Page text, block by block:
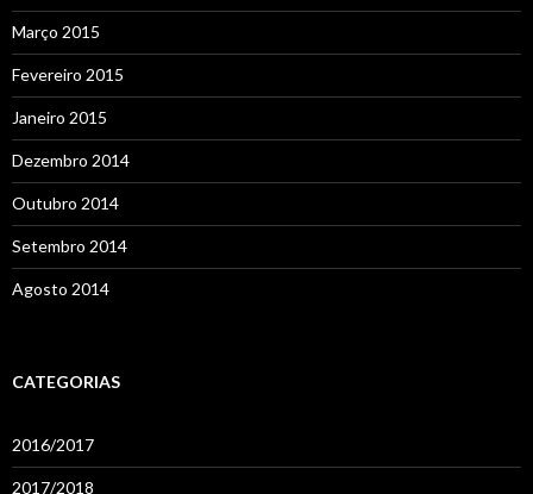
Março 2015
Fevereiro 2015
Janeiro 2015
Dezembro 2014
Outubro 2014
Setembro 2014
Agosto 2014
CATEGORIAS
2016/2017
2017/2018